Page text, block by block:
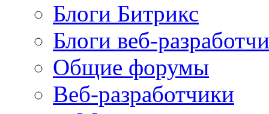
Блоги Битрикс
Блоги веб-
Общие форумы
Веб-разработчики